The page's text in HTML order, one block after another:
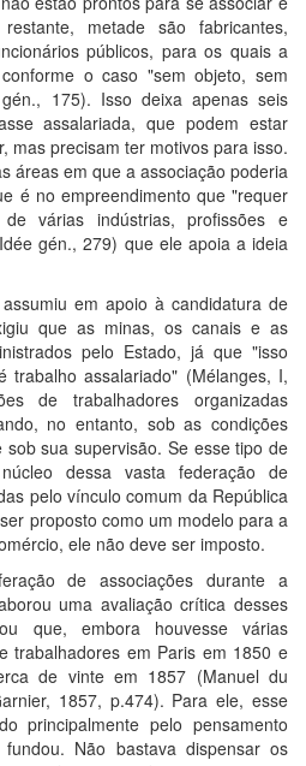
metade são fabricantes,
públicos, para os quais a
o caso "sem objeto, sem
175). Isso deixa apenas seis
assalariada, que podem estar
mas precisam ter motivos para isso.
áreas em que a associação poderia
é no empreendimento que "requer
várias indústrias, profissões e
gén., 279) que ele apoia a ideia
em apoio à candidatura de
que as minas, os canais e as
pelo Estado, já que "isso
trabalho assalariado" (Mélanges, I,
de trabalhadores organizadas
no entanto, sob as condições
sua supervisão. Se esse tipo de
dessa vasta federação de
pelo vínculo comum da República
proposto como um modelo para a
ele não deve ser imposto.
de associações durante a
uma avaliação crítica desses
que, embora houvesse várias
trabalhadores em Paris em 1850 e
de vinte em 1857 (Manuel du
1857, p.474). Para ele, esse
principalmente pelo pensamento
Não bastava dispensar os